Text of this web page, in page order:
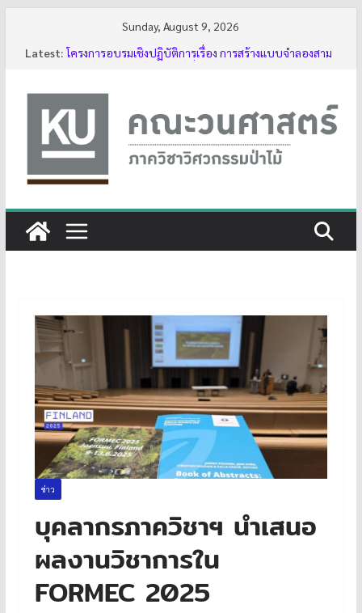
Sunday, August 9, 2026
Latest: โครงการอบรมเชิงปฏิบัติการเรื่อง การสร้างแบบจำลองสาม
กิจกรรมนิสิต ปีการศึกษา 2569
ทุนสนับสนุนโครงงานนิสิตผ่านอาจารย์ที่ปรึกษา
บรรยากาศการอบรมเชิงปฏิบัติการเรื่อง การสร้างแบบ
จำลองสามมิติของต้นไม้ด้วย LiDAR รุ่นที่ 5
ข่าว
บุคลากรภาควิชาฯ นำเสนอ
ผลงานวิชาการใน
FORMEC 2025